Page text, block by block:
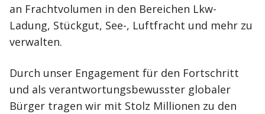
an Frachtvolumen in den Bereichen Lkw-
Ladung, Stückgut, See-, Luftfracht und mehr zu
verwalten.
Durch unser Engagement für den Fortschritt
und als verantwortungsbewusster globaler
Bürger tragen wir mit Stolz Millionen zu den